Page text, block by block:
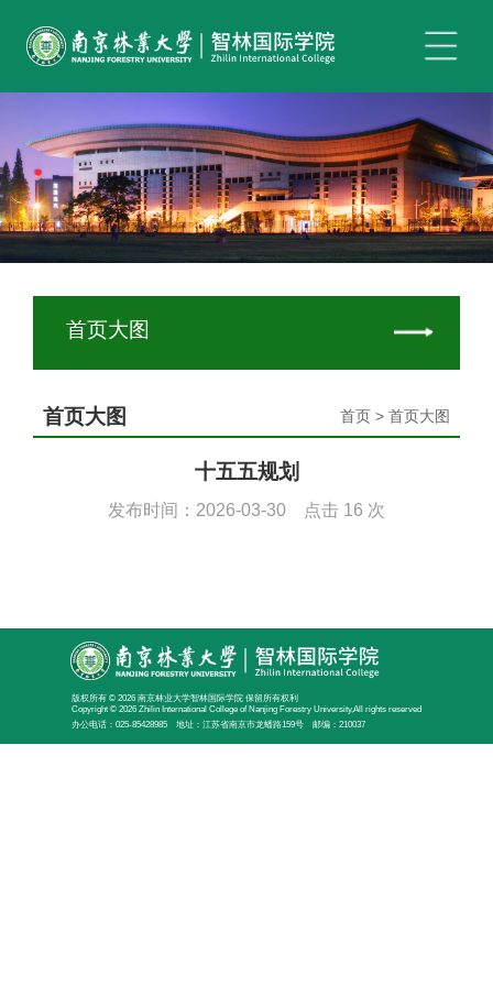
首页大图
首页大图 首页 > 首页大图
十五五规划
发布时间：2026-03-30 点击 16 次
版权所有 © 2026 南京林业大学智林国际学院 保留所有权利
Copyright © 2026 Zhilin International College of Nanjing Forestry University,All rights reserved
办公电话：025-85428985 地址：江苏省南京市龙蟠路159号 邮编：210037